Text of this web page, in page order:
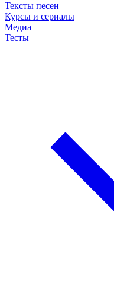
Тексты песен
Курсы и сериалы
Медиа
Тесты